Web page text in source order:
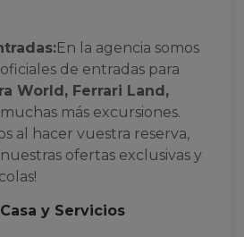
En la agencia somos
de entradas para
World, Ferrari Land,
más excursiones.
al hacer vuestra reserva,
ofertas exclusivas y
y Servicios